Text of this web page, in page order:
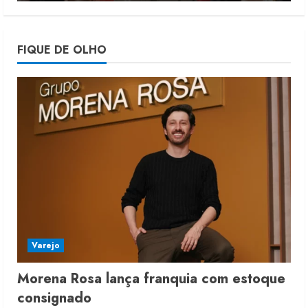
5
Projeto testa passaporte digital na
moda nacional
4 de agosto de 2026
FIQUE DE OLHO
Varejo
Morena Rosa lança franquia com estoque
consignado